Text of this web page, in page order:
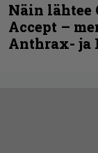
Näin lähtee
Accept –
Anthrax- ja